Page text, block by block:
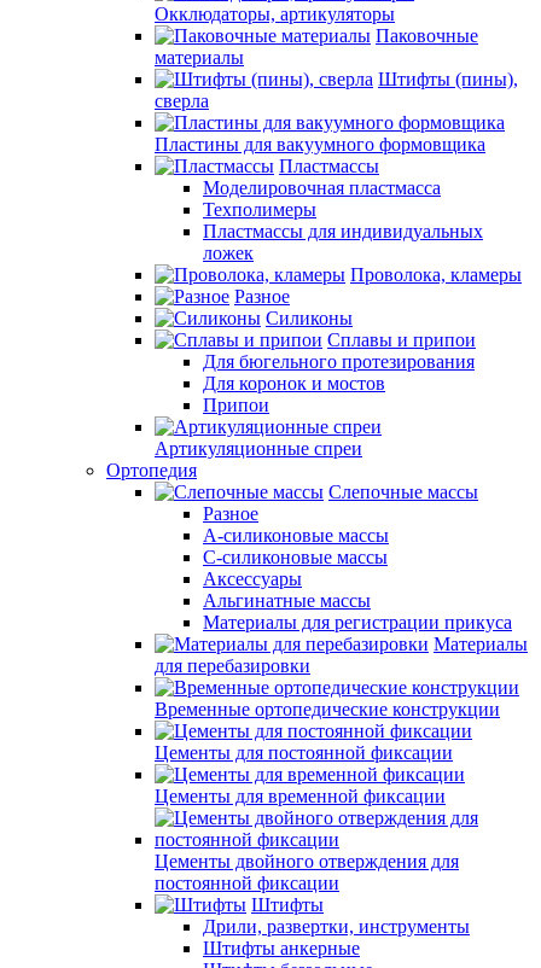
Окклюдаторы, артикуляторы
Паковочные
материалы
Штифты (пины),
сверла
Пластины для вакуумного формовщика
Пластмассы
Моделировочная пластмасса
Техполимеры
Пластмассы для индивидуальных
ложек
Проволока, кламеры
Разное
Силиконы
Сплавы и припои
Для бюгельного протезирования
Для коронок и мостов
Припои
Артикуляционные спреи
Ортопедия
Слепочные массы
Разное
А-силиконовые массы
С-силиконовые массы
Аксессуары
Альгинатные массы
Материалы для регистрации прикуса
Материалы
для перебазировки
Временные ортопедические конструкции
Цементы для постоянной фиксации
Цементы для временной фиксации
Цементы двойного отверждения для
постоянной фиксации
Штифты
Дрили, развертки, инструменты
Штифты анкерные